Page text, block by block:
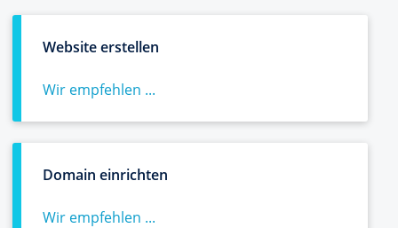
Website erstellen
Wir empfehlen ...
Domain einrichten
Wir empfehlen ...